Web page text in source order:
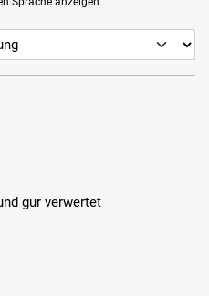
gur verwertet